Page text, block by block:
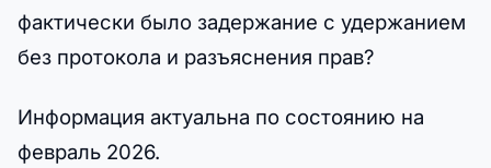
фактически было задержание с удержанием
без протокола и разъяснения прав?
Информация актуальна по состоянию на
февраль 2026.